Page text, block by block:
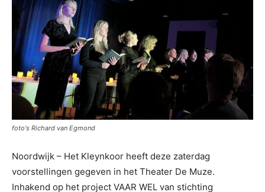
foto's Richard van Egmond
Noordwijk – Het Kleynkoor heeft deze zaterdag
voorstellingen gegeven in het Theater De Muze.
Inhakend op het project VAAR WEL van stichting